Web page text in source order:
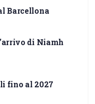
Barcellona
di Niamh
fino al 2027